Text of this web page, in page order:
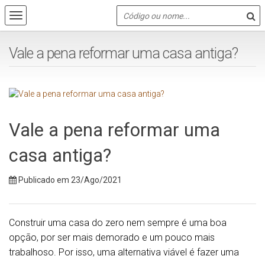
Vale a pena reformar uma casa antiga?
Vale a pena reformar uma
casa antiga?
Publicado em 23/Ago/2021
Construir uma casa do zero nem sempre é uma boa
opção, por ser mais demorado e um pouco mais
trabalhoso. Por isso, uma alternativa viável é fazer uma